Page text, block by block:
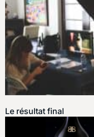
Le résultat final